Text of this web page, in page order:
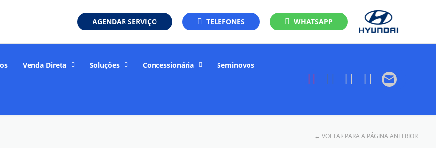
AGENDAR SERVIÇO TELEFONES WHATSAPP
Venda Direta Soluções Concessionária Seminovos
← VOLTAR PARA A PÁGINA ANTERIOR